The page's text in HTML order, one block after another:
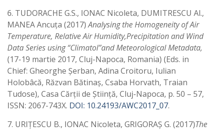
6. TUDORACHE G.S., IONAC Nicoleta, DUMITRESCU Al.,
MANEA Ancuţa (2017)Analysing the Homogeneity of Air
Temperature, Relative Air Humidity,Precipitation and Wind
Data Series using “Climatol”and Meteorological Metadata,
(17-19 martie 2017, Cluj-Napoca, Romania) (Eds. in
Chief: Gheorghe Şerban, Adina Croitoru, Iulian
Holobâcă, Răzvan Bătinaş, Csaba Horvath, Traian
Tudose), Casa Cărţii de Ştiinţă, Cluj-Napoca, p. 50 – 57,
ISSN: 2067-743X. DOI: 10.24193/AWC2017_07.
7. URIŢESCU B., IONAC Nicoleta, GRIGORAŞ G. (2017)The